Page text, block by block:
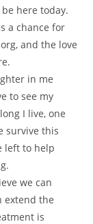
here today.
a chance for
and the love
in me
to see my
I live, one
survive this
left to help
we can
extend the
is